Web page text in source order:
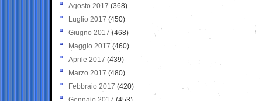
Agosto 2017 (368)
Luglio 2017 (450)
Giugno 2017 (468)
Maggio 2017 (460)
Aprile 2017 (439)
Marzo 2017 (480)
Febbraio 2017 (420)